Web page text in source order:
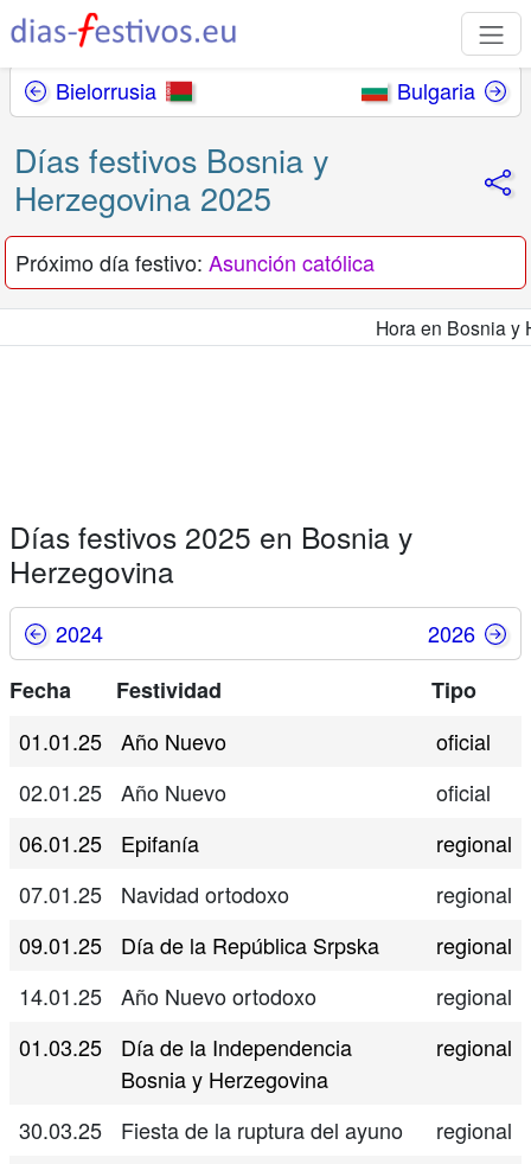
Bielorrusia Bulgaria
Días festivos Bosnia y
Herzegovina 2025
Próximo día festivo: Asunción católica
Hora en Bosnia y
Días festivos 2025 en Bosnia y
Herzegovina
2024
2026
Fecha
Festividad
Tipo
01.01.25
Año Nuevo
oficial
02.01.25
Año Nuevo
oficial
06.01.25
Epifanía
regional
07.01.25
Navidad ortodoxo
regional
09.01.25
Día de la República Srpska
regional
14.01.25
Año Nuevo ortodoxo
regional
01.03.25
Día de la Independencia
Bosnia y Herzegovina
regional
30.03.25 Fiesta de la ruptura del ayuno
regional